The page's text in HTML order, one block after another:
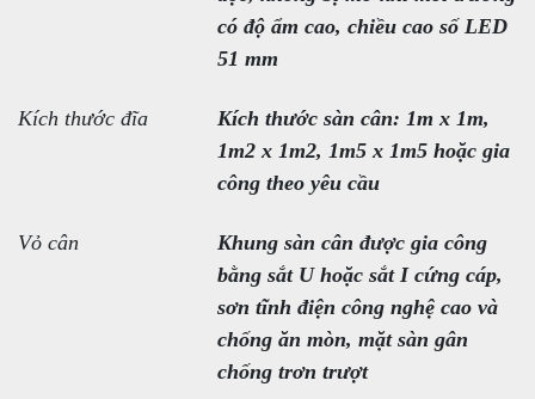
có độ ẩm cao, chiều cao số LED
51 mm
Kích thước đĩa
Kích thước sàn cân: 1m x 1m,
1m2 x 1m2, 1m5 x 1m5 hoặc gia
công theo yêu cầu
Vỏ cân
Khung sàn cân được gia công
bằng sắt U hoặc sắt I cứng cáp,
sơn tĩnh điện công nghệ cao và
chống ăn mòn, mặt sàn gân
chống trơn trượt